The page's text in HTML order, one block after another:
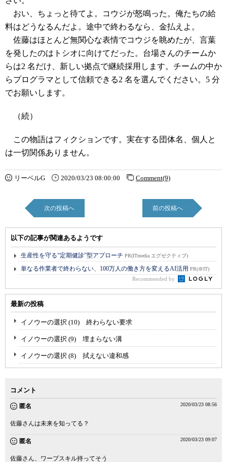
おい、ちょっと待てよ。コウジが怒鳴った。俺たちの給
料はどうなるんだよ。途中で終わるなら、金払えよ。
佐藤はほとんど無関心な表情でコウジを眺めたが、言葉
を発したのはトシオに向けてだった。台場さんのチームか
らは2 名だけ、新しい拠点で継続採用します。チームの中か
らプログラマとして信頼できる2 名を選んでください。5 分
でお願いします。
（続）
この物語はフィクションです。実在する団体名、個人と
は一切関係ありません。
リーベルG 2020/03/23 08:00:00 Comment(9)
次の投稿へ 前の投稿へ
以下の記事が関連あるようです
生産性を守る“定期健診”型アプローチ PR(ITmedia エグゼクティブ)
単なる作業者で終わらない、100万人の働き方を変えるAI活用 PR(＠IT)
Recommended by
最新の投稿
イノウーの選択 (10) 終わらない要求
イノウーの選択 (9) 埋まらない溝
イノウーの選択 (8) 拭えない違和感
コメント
匿名 2020/03/23 08:56
佐藤さんは未来を知ってる？
匿名 2020/03/23 09:07
佐藤さん、ワープスキル持ってそう